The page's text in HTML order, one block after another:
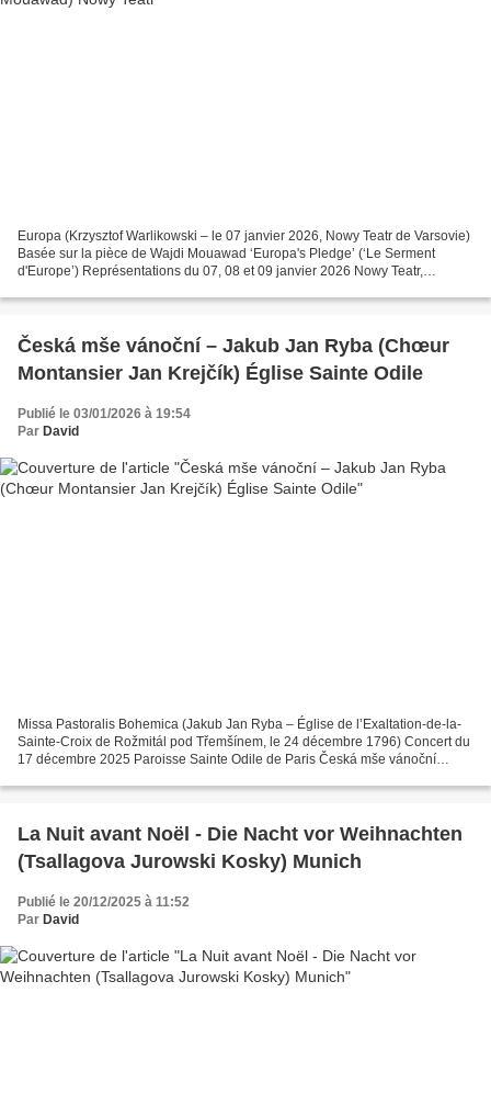
Europa (Krzysztof Warlikowski – le 07 janvier 2026, Nowy Teatr de Varsovie)
Basée sur la pièce de Wajdi Mouawad ‘Europa's Pledge’ (‘Le Serment
d'Europe’) Représentations du 07, 08 et 09 janvier 2026 Nowy Teatr,
Česká mše vánoční – Jakub Jan Ryba (Chœur
Montansier Jan Krejčík) Église Sainte Odile
Publié le 03/01/2026 à 19:54
Par David
Missa Pastoralis Bohemica (Jakub Jan Ryba – Église de l’Exaltation-de-la-
Sainte-Croix de Rožmitál pod Třemšínem, le 24 décembre 1796) Concert du
17 décembre 2025 Paroisse Sainte Odile de Paris Česká mše vánoční
La Nuit avant Noël - Die Nacht vor Weihnachten
(Tsallagova Jurowski Kosky) Munich
Publié le 20/12/2025 à 11:52
Par David